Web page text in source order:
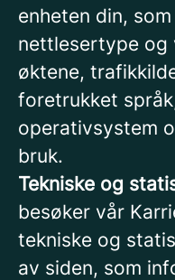
enheten din,
nettlesertype og
øktene,
foretrukket
operativsystem
bruk.
Tekniske og
besøker vår
tekniske og
av siden, som